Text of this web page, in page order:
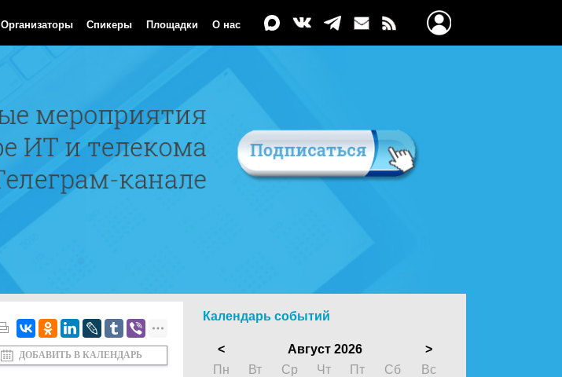
Организаторы Спикеры Площадки О нас
ДОБАВИТЬ В КАЛЕНДАРЬ
Календарь событий
< Август 2026
>
Пн
Вт Ср Чт Пт Сб
Вс